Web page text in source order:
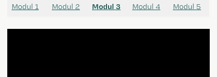
Modul 1 Modul 2 Modul 3 Modul 4 Modul 5